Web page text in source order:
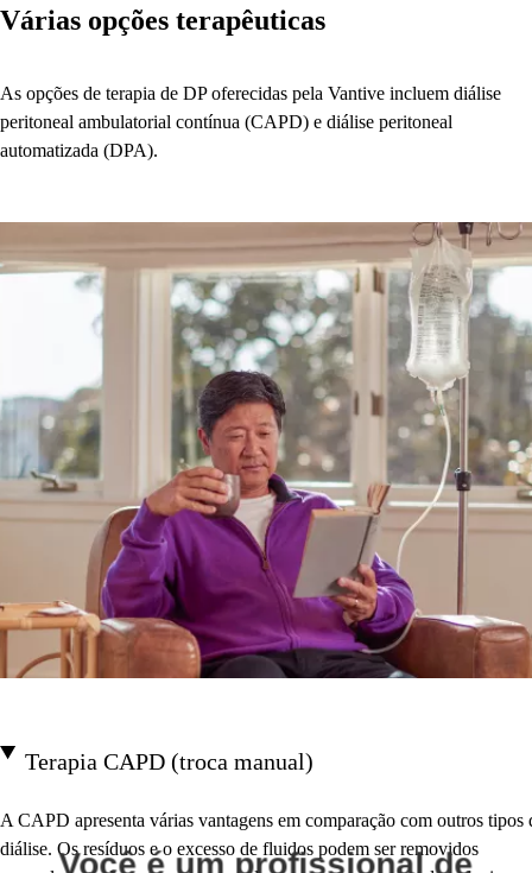
Várias opções terapêuticas
As opções de terapia de DP oferecidas pela Vantive incluem diálise
peritoneal ambulatorial contínua (CAPD) e diálise peritoneal
automatizada (DPA).
Terapia CAPD (troca manual)
A CAPD apresenta várias vantagens em comparação com outros tipos
diálise. Os resíduos e o excesso de fluidos podem ser removidos
Você é um profissional de